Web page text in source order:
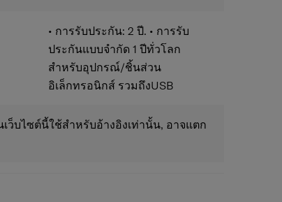
• การรับประกัน: 2 ปี. • การรับ
ประกันแบบจำกัด 1 ปีทั่วโลก
สำหรับอุปกรณ์/ชิ้นส่วน
อิเล็กทรอนิกส์ รวมถึงUSB
ว็บไซต์นี้ใช้สำหรับอ้างอิงเท่านั้น, อาจแตก